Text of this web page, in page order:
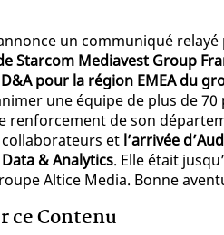
un communiqué relayé
Starcom Mediavest Group
pour la région EMEA du
une équipe de plus de
renforcement de son
et l’arrivée
& Analytics. Elle était
Altice Media. Bonne
ce Contenu